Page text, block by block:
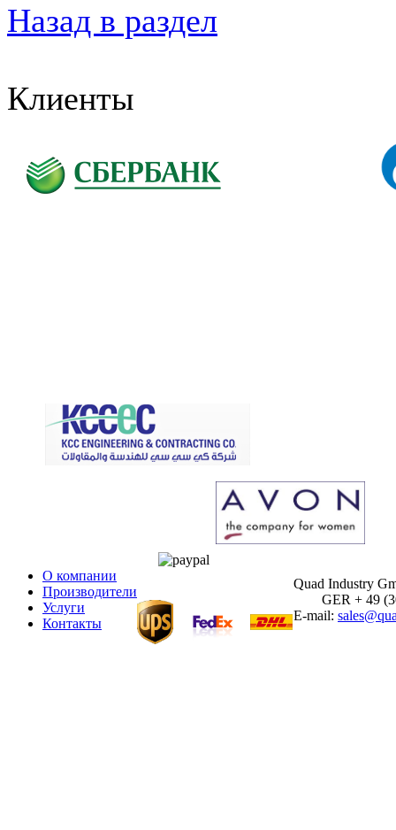
Назад в раздел
Клиенты
О компании
Производители
Услуги
Контакты
Quad Industry
GER + 49
E-mail: